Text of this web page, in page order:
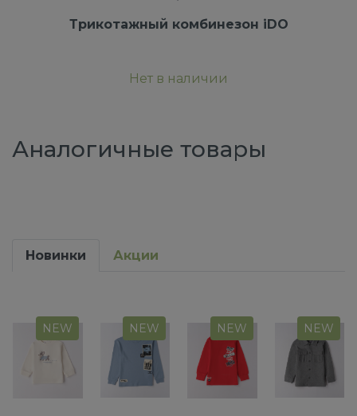
Трикотажный комбинезон iDO
Нет в наличии
Аналогичные товары
Новинки Акции
NEW NEW NEW NEW